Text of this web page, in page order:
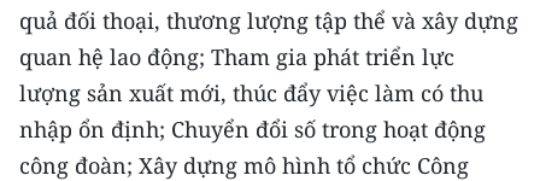
quả đối thoại, thương lượng tập thể và xây dựng
quan hệ lao động; Tham gia phát triển lực
lượng sản xuất mới, thúc đẩy việc làm có thu
nhập ổn định; Chuyển đổi số trong hoạt động
công đoàn; Xây dựng mô hình tổ chức Công